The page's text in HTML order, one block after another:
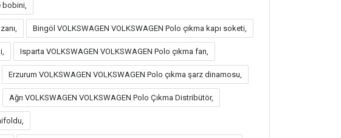
bobini,
Bingöl VOLKSWAGEN VOLKSWAGEN Polo çıkma kapı soketi,
Isparta VOLKSWAGEN VOLKSWAGEN Polo çıkma fan,
Erzurum VOLKSWAGEN VOLKSWAGEN Polo çıkma şarz dinamosu,
Ağrı VOLKSWAGEN VOLKSWAGEN Polo Çıkma Distribütör,